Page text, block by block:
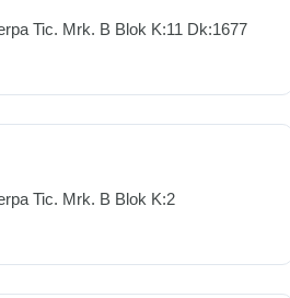
Tic. Mrk. B Blok K:11 Dk:1677
Tic. Mrk. B Blok K:2